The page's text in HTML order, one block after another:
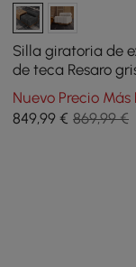
Silla giratoria de
de teca Resaro
Nuevo Precio Más
849,99 € 869,99 €